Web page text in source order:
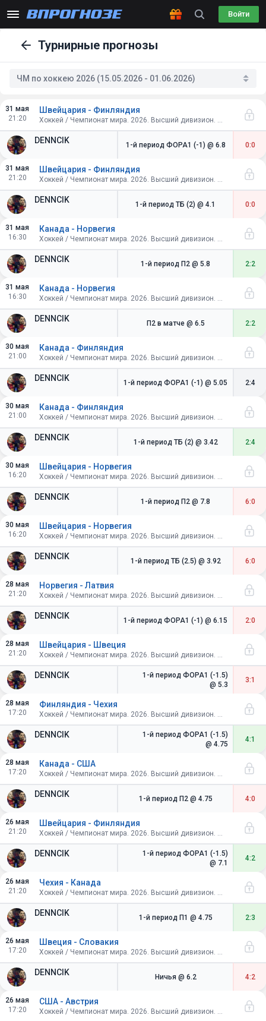
Войти
Турнирные прогнозы
ЧМ по хоккею 2026 (15.05.2026 - 01.06.2026)
31 мая
21:20
DENNCIK
Швейцария - Финляндия
Хоккей / Чемпионат мира. 2026. Высший дивизион. Швейцария. Финал
1-й период ФОРА1 (-1) @ 6.8 0:0
31 мая
21:20
DENNCIK
Швейцария - Финляндия
Хоккей / Чемпионат мира. 2026. Высший дивизион. Швейцария. Финал
1-й период ТБ (2) @ 4.1 0:0
31 мая
16:30
DENNCIK
Канада - Норвегия
Хоккей / Чемпионат мира. 2026. Высший дивизион. Швейцария. Матч за 3-е место
1-й период П2 @ 5.8 2:2
31 мая
16:30
DENNCIK
Канада - Норвегия
Хоккей / Чемпионат мира. 2026. Высший дивизион. Швейцария. Матч за 3-е место
П2 в матче @ 6.5 2:2
30 мая
21:00
DENNCIK
Канада - Финляндия
Хоккей / Чемпионат мира. 2026. Высший дивизион. Швейцария. 1/2 финала
1-й период ФОРА1 (-1) @ 5.05 2:4
30 мая
21:00
DENNCIK
Канада - Финляндия
Хоккей / Чемпионат мира. 2026. Высший дивизион. Швейцария. 1/2 финала
1-й период ТБ (2) @ 3.42 2:4
30 мая
16:20
DENNCIK
Швейцария - Норвегия
Хоккей / Чемпионат мира. 2026. Высший дивизион. Швейцария. 1/2 финала
1-й период П2 @ 7.8 6:0
30 мая
16:20
DENNCIK
Швейцария - Норвегия
Хоккей / Чемпионат мира. 2026. Высший дивизион. Швейцария. 1/2 финала
1-й период ТБ (2.5) @ 3.92 6:0
28 мая
21:20
DENNCIK
Норвегия - Латвия
Хоккей / Чемпионат мира. 2026. Высший дивизион. Швейцария. 1/4 финала
1-й период ФОРА1 (-1) @ 6.15 2:0
28 мая
21:20
DENNCIK
Швейцария - Швеция
Хоккей / Чемпионат мира. 2026. Высший дивизион. Швейцария. 1/4 финала
1-й период ФОРА1 (-1.5)
@ 5.3
3:1
28 мая
17:20
DENNCIK
Финляндия - Чехия
Хоккей / Чемпионат мира. 2026. Высший дивизион. Швейцария. 1/4 финала
1-й период ФОРА1 (-1.5)
@ 4.75
4:1
28 мая
17:20
DENNCIK
Канада - США
Хоккей / Чемпионат мира. 2026. Высший дивизион. Швейцария. 1/4 финала
1-й период П2 @ 4.75 4:0
26 мая
21:20
DENNCIK
Швейцария - Финляндия
Хоккей / Чемпионат мира. 2026. Высший дивизион. Швейцария. Групповой этап
1-й период ФОРА1 (-1.5)
@ 7.1
4:2
26 мая
21:20
DENNCIK
Чехия - Канада
Хоккей / Чемпионат мира. 2026. Высший дивизион. Швейцария. Групповой этап
1-й период П1 @ 4.75 2:3
26 мая
17:20
DENNCIK
Швеция - Словакия
Хоккей / Чемпионат мира. 2026. Высший дивизион. Швейцария. Групповой этап
Ничья @ 6.2 4:2
26 мая
17:20
США - Австрия
Хоккей / Чемпионат мира. 2026. Высший дивизион. Швейцария. Групповой этап